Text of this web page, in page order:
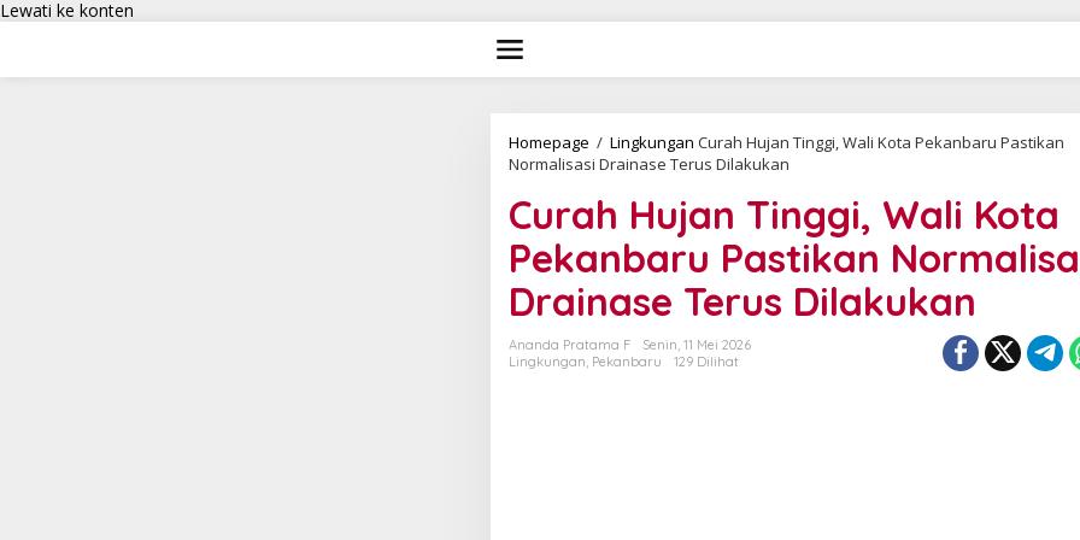
Lewati ke konten
Homepage / Lingkungan Curah Hujan Tinggi, Wali Kota Pekanbaru Pastikan
Normalisasi Drainase Terus Dilakukan
Curah Hujan Tinggi, Wali Kota
Pekanbaru Pastikan
Drainase Terus Dilakukan
Ananda Pratama F
Senin, 11 Mei 2026
Lingkungan, Pekanbaru 129 Dilihat